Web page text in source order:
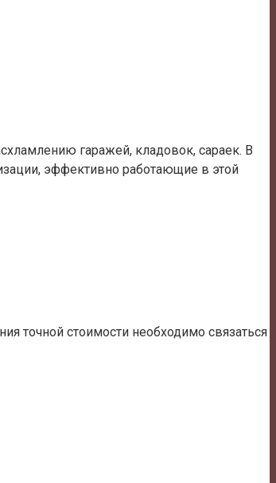
гаражей, кладовок, сараек. В
эффективно работающие в этой
точной стоимости необходимо связаться